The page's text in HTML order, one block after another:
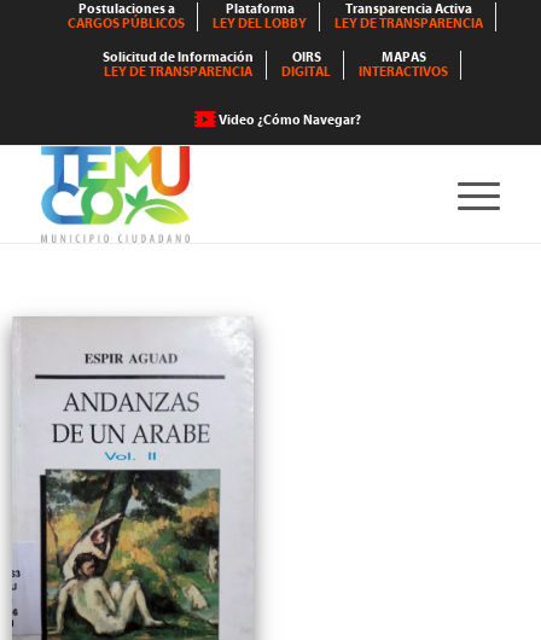
Postulaciones a
CARGOS PÚBLICOS
Plataforma
LEY DEL LOBBY
Transparencia Activa
LEY DE TRANSPARENCIA
Solicitud de Información
LEY DE TRANSPARENCIA
OIRS
DIGITAL
MAPAS
INTERACTIVOS
Video ¿Cómo Navegar?